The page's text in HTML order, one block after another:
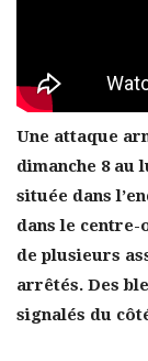
Une attaque
dimanche 8 au
située dans
dans le
de plusieurs
arrêtés. Des
signalés du